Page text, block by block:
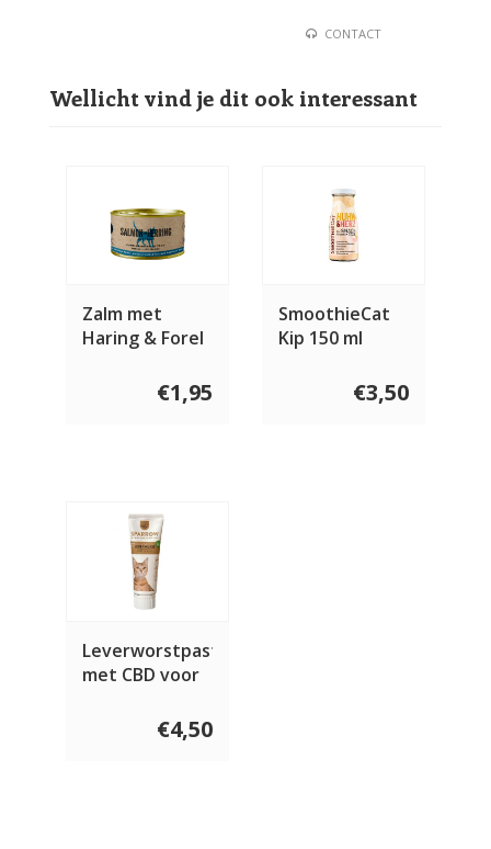
CONTACT
Wellicht vind je dit ook interessant
Zalm met
Haring & Forel
€1,95
SmoothieCat
Kip 150 ml
€3,50
Leverworstpasta
met CBD voor
€4,50